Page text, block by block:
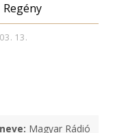
Regény
13.
Magyar Rádió